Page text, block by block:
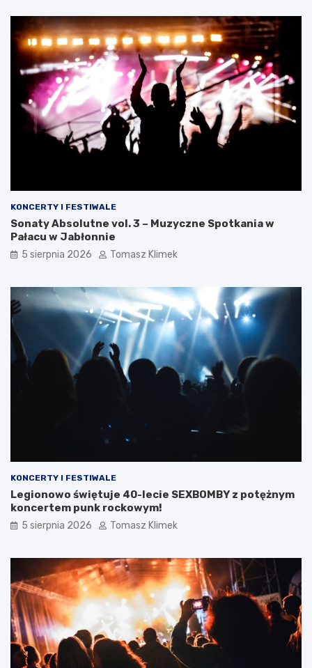
KONCERTY I FESTIWALE
Sonaty Absolutne vol. 3 – Muzyczne Spotkania w
Pałacu w Jabłonnie
5 sierpnia 2026 Tomasz Klimek
KONCERTY I FESTIWALE
Legionowo świętuje 40-lecie SEXBOMBY z potężnym
koncertem punk rockowym!
5 sierpnia 2026 Tomasz Klimek